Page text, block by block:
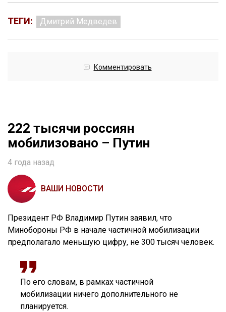
ТЕГИ: Дмитрий Медведев
Комментировать
222 тысячи россиян
мобилизовано – Путин
4 года назад
ВАШИ НОВОСТИ
Президент РФ Владимир Путин заявил, что
Минобороны РФ в начале частичной мобилизации
предполагало меньшую цифру, не 300 тысяч человек.
По его словам, в рамках частичной
мобилизации ничего дополнительного не
планируется.